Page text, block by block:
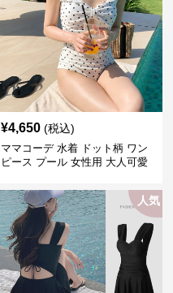
¥4,650 (税込)
ママコーデ 水着 ドット柄 ワン
ピース プール 女性用 大人可愛
人気